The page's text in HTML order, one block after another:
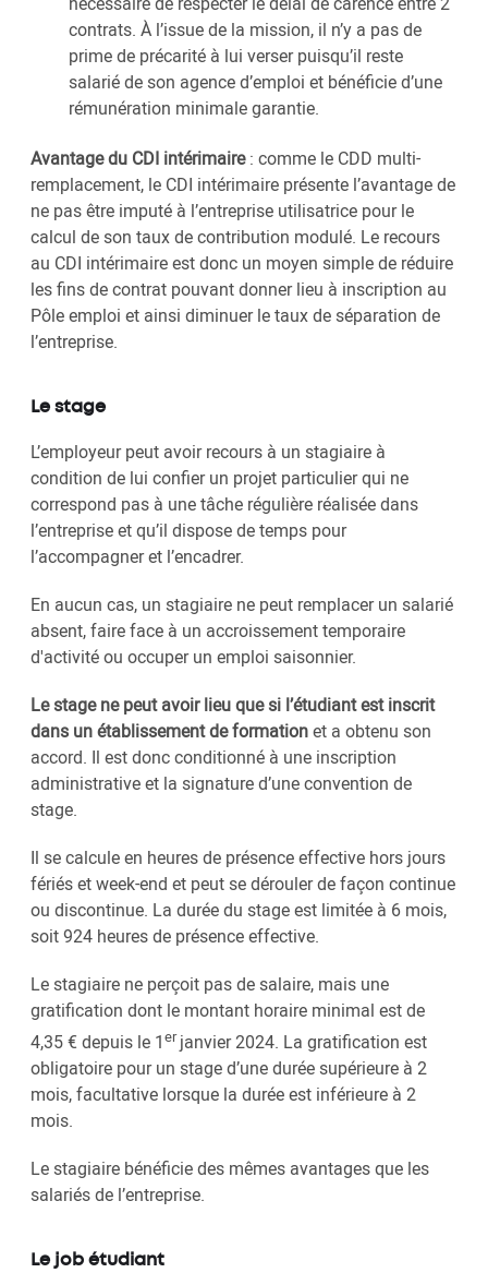
contrats. À l’issue de la mission, il n’y a pas de
prime de précarité à lui verser puisqu’il reste
salarié de son agence d’emploi et bénéficie d’une
rémunération minimale garantie.
Avantage du CDI intérimaire: comme le CDD multi-
remplacement, le CDI intérimaire présente l’avantage de
ne pas être imputé à l’entreprise utilisatrice pour le
calcul de son taux de contribution modulé. Le recours
au CDI intérimaire est donc un moyen simple de réduire
les fins de contrat pouvant donner lieu à inscription au
Pôle emploi et ainsi diminuer le taux de séparation de
l’entreprise.
Le stage
L’employeur peut avoir recours à un stagiaire à
condition de lui confier un projet particulier qui ne
correspond pas à une tâche régulière réalisée dans
l’entreprise et qu’il dispose de temps pour
l’accompagner et l’encadrer.
En aucun cas, un stagiaire ne peut remplacer un salarié
absent, faire face à un accroissement temporaire
d'activité ou occuper un emploi saisonnier.
Le stage ne peut avoir lieu que si l’étudiant est inscrit
dans un établissement de formationet a obtenu son
accord. Il est donc conditionné à une inscription
administrative et la signature d’une convention de
stage.
Il se calcule en heures de présence effective hors jours
fériés et week-end et peut se dérouler de façon continue
ou discontinue. La durée du stage est limitée à 6 mois,
soit 924 heures de présence effective.
Le stagiaire ne perçoit pas de salaire, mais une
gratification dont le montant horaire minimal est de
4,35 € depuis le 1erjanvier 2024. La gratification est
obligatoire pour un stage d’une durée supérieure à 2
mois, facultative lorsque la durée est inférieure à 2
mois.
Le stagiaire bénéficie des mêmes avantages que les
salariés de l’entreprise.
Le job étudiant